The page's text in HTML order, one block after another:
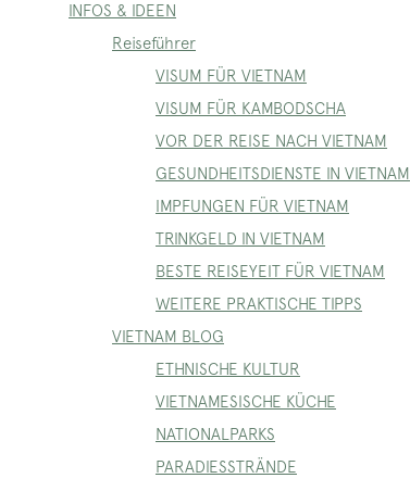
INFOS & IDEEN
Reiseführer
VISUM FÜR VIETNAM
VISUM FÜR KAMBODSCHA
VOR DER REISE NACH VIETNAM
GESUNDHEITSDIENSTE IN VIETNAM
IMPFUNGEN FÜR VIETNAM
TRINKGELD IN VIETNAM
BESTE REISEYEIT FÜR VIETNAM
WEITERE PRAKTISCHE TIPPS
VIETNAM BLOG
ETHNISCHE KULTUR
VIETNAMESISCHE KÜCHE
NATIONALPARKS
PARADIESSTRÄNDE